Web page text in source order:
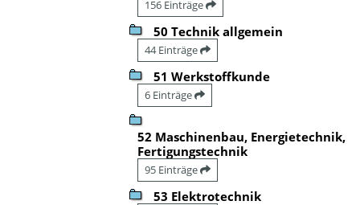
156 Einträge
50 Technik allgemein
44 Einträge
51 Werkstoffkunde
6 Einträge
52 Maschinenbau, Energietechnik,
Fertigungstechnik
95 Einträge
53 Elektrotechnik